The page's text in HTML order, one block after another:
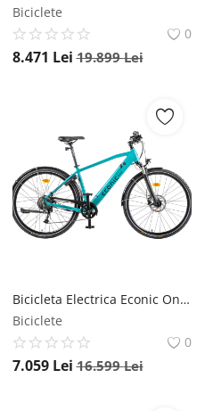
Biciclete
0
8.471 Lei 19.899Lei
Bicicleta Electrica Econic One Smart Urban - 28 Inch, M, Turcoaz, Reambalat Econic ONE
Biciclete
0
7.059 Lei 16.599Lei